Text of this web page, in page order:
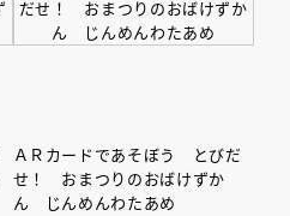
ＡＲカードであそぼう とびだ
せ！ おまつりのおばけずか
ん じんめんわたあめ